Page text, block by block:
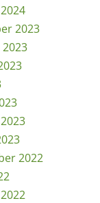
2023
2022